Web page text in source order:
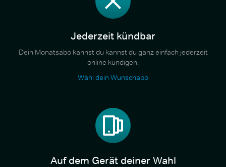
Jederzeit kündbar
Dein Monatsabo kannst du kannst du ganz einfach jederzeit
online kündigen.
Wähl dein Wunschabo
Auf dem Gerät deiner Wahl